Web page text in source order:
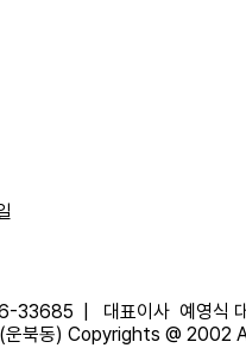
33685 | 대표이사 예영식
북동) Copyrights @ 2002